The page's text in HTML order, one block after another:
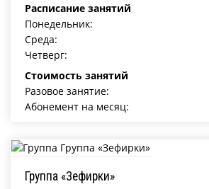
Расписание занятий
Понедельник:
Среда:
Четверг:
Стоимость занятий
Разовое занятие:
Абонемент на месяц:
Группа «Зефирки»